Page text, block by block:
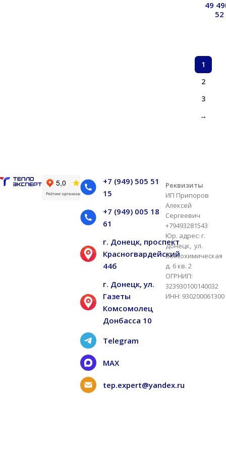
49
1
2
3
→
+7 (949) 505 51
15
+7 (949) 005 18
61
г. Донецк, проспект
Красногвардейский
44б
г. Донецк, ул.
Газеты
Комсомолец
Донбасса 10
Telegram
MAX
tep.expert@yandex.ru
Реквизиты
ИП Припоров
Алексей
Сергеевич
+79493281543
Юр. адрес: г.
Донецк, ул.
Коксохимическая
д. 6 кв. 2
ОГРНИП:
323930100140032
ИНН: 930200061300